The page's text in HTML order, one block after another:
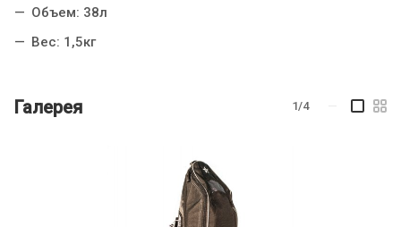
Объем: 38л
Вес: 1,5кг
Галерея 1/4